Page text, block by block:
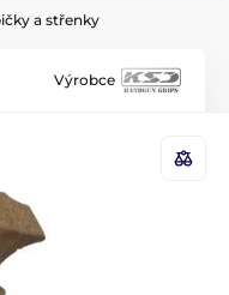
a střenky
Výrobce